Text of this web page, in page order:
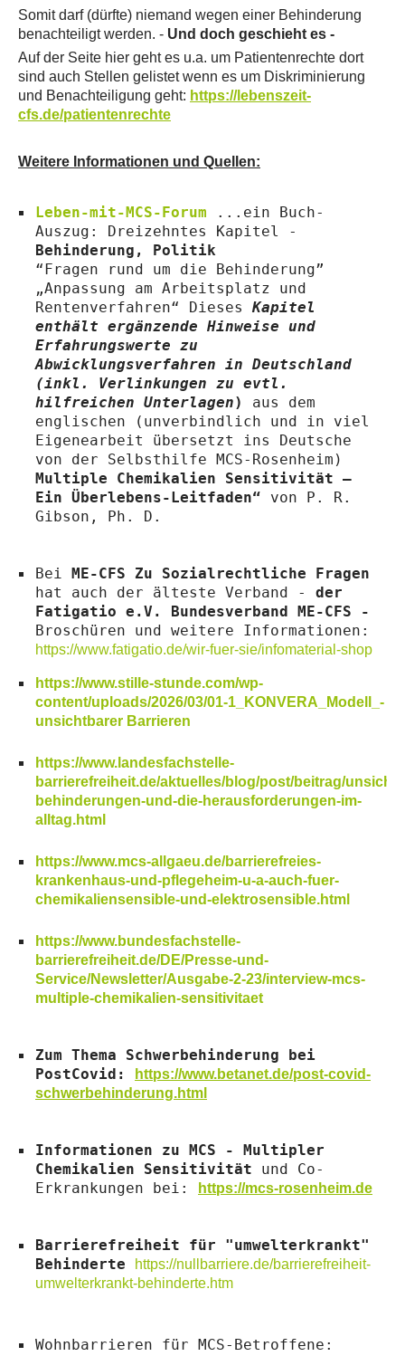
Somit darf (dürfte) niemand wegen einer Behinderung
benachteiligt werden. - Und doch geschieht es -
Auf der Seite hier geht es u.a. um Patientenrechte dort
sind auch Stellen gelistet wenn es um Diskriminierung
und Benachteiligung geht: https://lebenszeit-
cfs.de/patientenrechte
Weitere Informationen und Quellen:
Leben-mit-MCS-Forum ...ein Buch-
Auszug: Dreizehntes Kapitel -
Behinderung, Politik
“Fragen rund um die Behinderung”
„Anpassung am Arbeitsplatz und
Rentenverfahren“ Dieses Kapitel
enthält ergänzende Hinweise und
Erfahrungswerte zu
Abwicklungsverfahren in Deutschland
(inkl. Verlinkungen zu evtl.
hilfreichen Unterlagen)
aus dem
englischen (unverbindlich und in viel
Eigenearbeit übersetzt ins Deutsche
von der Selbsthilfe MCS-Rosenheim)
Multiple Chemikalien Sensitivität –
Ein Überlebens-Leitfaden“ von P. R.
Gibson, Ph. D.
Bei ME-CFS Zu Sozialrechtliche Fragen
hat auch der älteste Verband - der
Fatigatio e.V. Bundesverband ME-CFS -
Broschüren und weitere Informationen:
https://www.fatigatio.de/wir-fuer-sie/infomaterial-shop
https://www.stille-stunde.com/wp-
content/uploads/2026/03/01-1_KONVERA_Modell_-
unsichtbarer Barrieren
https://www.landesfachstelle-
barrierefreiheit.de/aktuelles/blog/post/beitrag/
behinderungen-und-die-herausforderungen-im-
alltag.html
https://www.mcs-allgaeu.de/barrierefreies-
krankenhaus-und-pflegeheim-u-a-auch-fuer-
chemikaliensensible-und-elektrosensible.html
https://www.bundesfachstelle-
barrierefreiheit.de/DE/Presse-und-
Service/Newsletter/Ausgabe-2-23/interview-mcs-
multiple-chemikalien-sensitivitaet
Zum Thema Schwerbehinderung bei
PostCovid:
https://www.betanet.de/post-covid-
schwerbehinderung.html
Informationen zu MCS - Multipler
Chemikalien Sensitivität und Co-
Erkrankungen bei:
https://mcs-rosenheim.de
Barrierefreiheit für "umwelterkrankt"
Behinderte
https://nullbarriere.de/barrierefreiheit-
umwelterkrankt-behinderte.htm
Wohnbarrieren für MCS-Betroffene: